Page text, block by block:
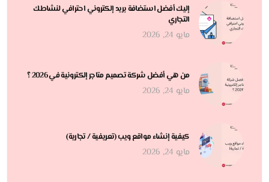
إليك أفضل استضافة بريد إلكتروني احترافي لنشاطك
التجاري
مايو 24, 2026
من هي أفضل شركة تصميم متاجر إلكترونية في 2026 ؟
مايو 24, 2026
كيفية إنشاء مواقع ويب (تعريفية / تجارية)
مايو 24, 2026